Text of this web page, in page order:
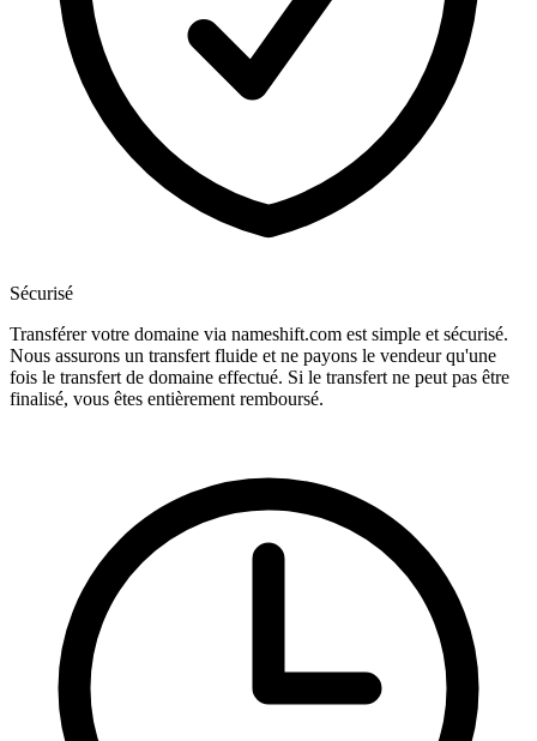
Sécurisé
Transférer votre domaine via nameshift.com est simple et sécurisé.
Nous assurons un transfert fluide et ne payons le vendeur qu'une
fois le transfert de domaine effectué. Si le transfert ne peut pas être
finalisé, vous êtes entièrement remboursé.